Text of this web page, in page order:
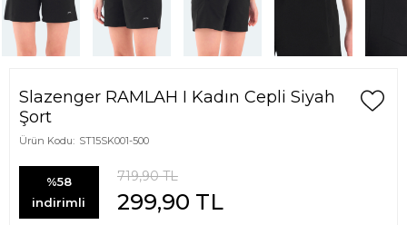
Slazenger RAMLAH I Kadın Cepli Siyah
Şort
Ürün Kodu: ST15SK001-500
%58
indirimli
719,90TL
299,90 TL